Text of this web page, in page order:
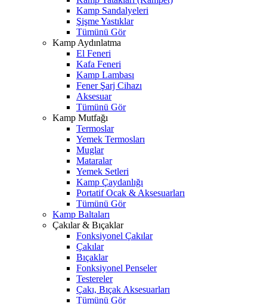
Kamp Sandalyeleri
Şişme Yastıklar
Tümünü Gör
Kamp Aydınlatma
El Feneri
Kafa Feneri
Kamp Lambası
Fener Şarj Cihazı
Aksesuar
Tümünü Gör
Kamp Mutfağı
Termoslar
Yemek Termosları
Muglar
Mataralar
Yemek Setleri
Kamp Çaydanlığı
Portatif Ocak & Aksesuarları
Tümünü Gör
Kamp Baltaları
Çakılar & Bıçaklar
Fonksiyonel Çakılar
Çakılar
Bıçaklar
Fonksiyonel Penseler
Testereler
Çakı, Bıçak Aksesuarları
Tümünü Gör